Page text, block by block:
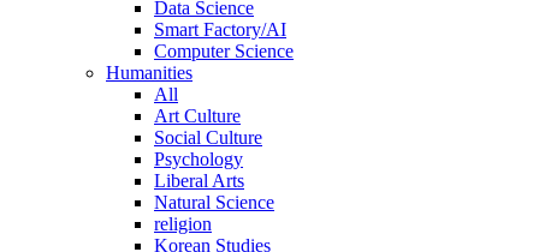
Data Science
Smart Factory/AI
Computer Science
Humanities
All
Art Culture
Social Culture
Psychology
Liberal Arts
Natural Science
religion
Korean Studies